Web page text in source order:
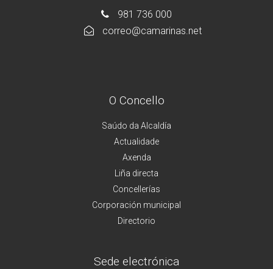
981 736 000
correo@camarinas.net
O Concello
Saúdo da Alcaldía
Actualidade
Axenda
Liña directa
Concellerías
Corporación municipal
Directorio
Sede electrónica